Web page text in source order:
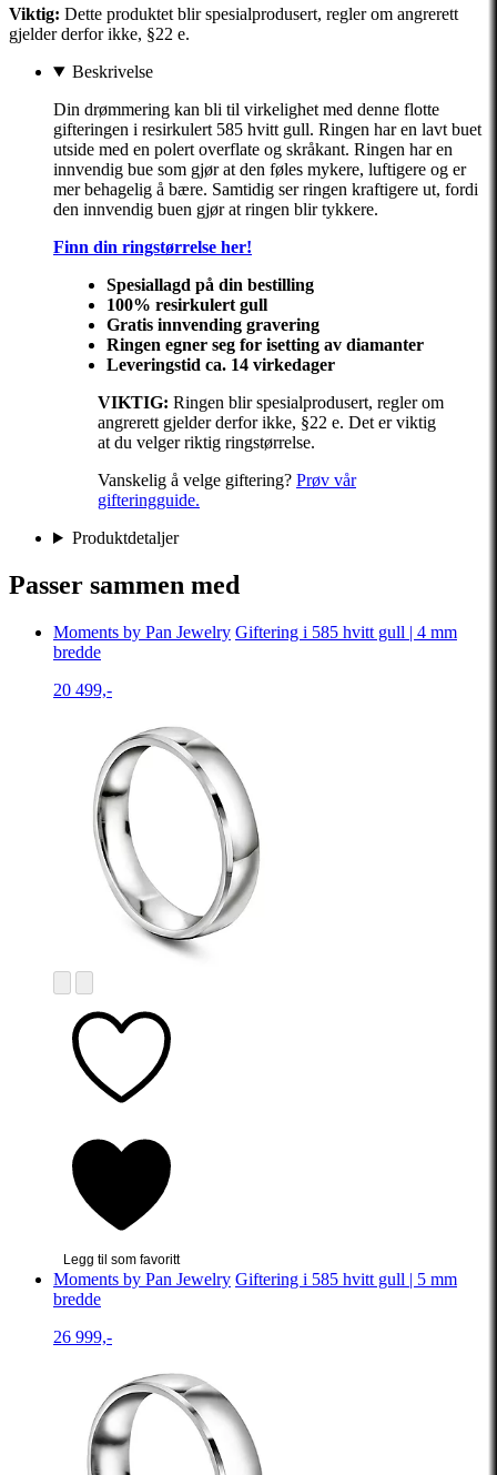
Viktig: Dette produktet blir spesialprodusert, regler om angrerett
gjelder derfor ikke, §22 e.
Beskrivelse
Din drømmering kan bli til virkelighet med denne flotte
gifteringen i resirkulert 585 hvitt gull. Ringen har en lavt buet
utside med en polert overflate og skråkant. Ringen har en
innvendig bue som gjør at den føles mykere, luftigere og er
mer behagelig å bære. Samtidig ser ringen kraftigere ut, fordi
den innvendig buen gjør at ringen blir tykkere.
Finn din ringstørrelse her!
Spesiallagd på din bestilling
100% resirkulert gull
Gratis innvending gravering
Ringen egner seg for isetting av diamanter
Leveringstid ca. 14 virkedager
VIKTIG: Ringen blir spesialprodusert, regler om
angrerett gjelder derfor ikke, §22 e. Det er viktig
at du velger riktig ringstørrelse.
Vanskelig å velge giftering? Prøv vår
gifteringguide.
Produktdetaljer
Passer sammen med
Moments by Pan Jewelry Giftering i 585 hvitt gull | 4 mm
bredde
20 499,-
Legg til som favoritt
Moments by Pan Jewelry Giftering i 585 hvitt gull | 5 mm
bredde
26 999,-